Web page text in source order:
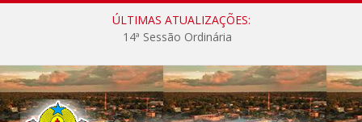
ÚLTIMAS ATUALIZAÇÕES:
14ª Sessão Ordinária